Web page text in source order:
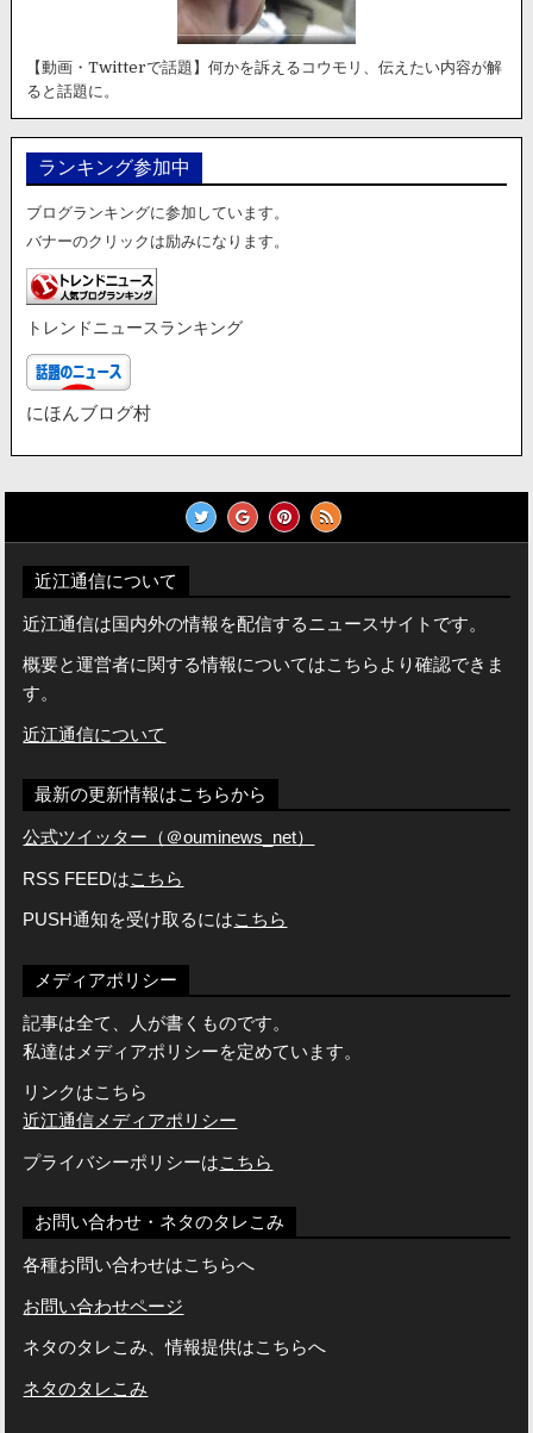
【動画・Twitterで話題】何かを訴えるコウモリ、伝えたい内容が解
ると話題に。
ランキング参加中
ブログランキングに参加しています。
バナーのクリックは励みになります。
トレンドニュースランキング
にほんブログ村
近江通信について
近江通信は国内外の情報を配信するニュースサイトです。
概要と運営者に関する情報についてはこちらより確認できま
す。
近江通信について
最新の更新情報はこちらから
公式ツイッター（＠ouminews_net）
RSS FEEDはこちら
PUSH通知を受け取るにはこちら
メディアポリシー
記事は全て、人が書くものです。
私達はメディアポリシーを定めています。
リンクはこちら
近江通信メディアポリシー
プライバシーポリシーはこちら
お問い合わせ・ネタのタレこみ
各種お問い合わせはこちらへ
お問い合わせページ
ネタのタレこみ、情報提供はこちらへ
ネタのタレこみ